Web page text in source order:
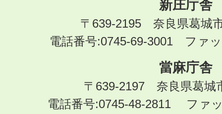
新庄庁舎
〒639-2195 奈良県葛城
電話番号:0745-69-3001 ファ
當麻庁舎
〒639-2197 奈良県葛城
電話番号:0745-48-2811 ファ